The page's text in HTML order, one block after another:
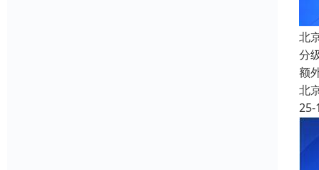
北
分
额
北
25-